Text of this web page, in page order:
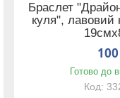
Браслет
куля", лавовий
Готово до